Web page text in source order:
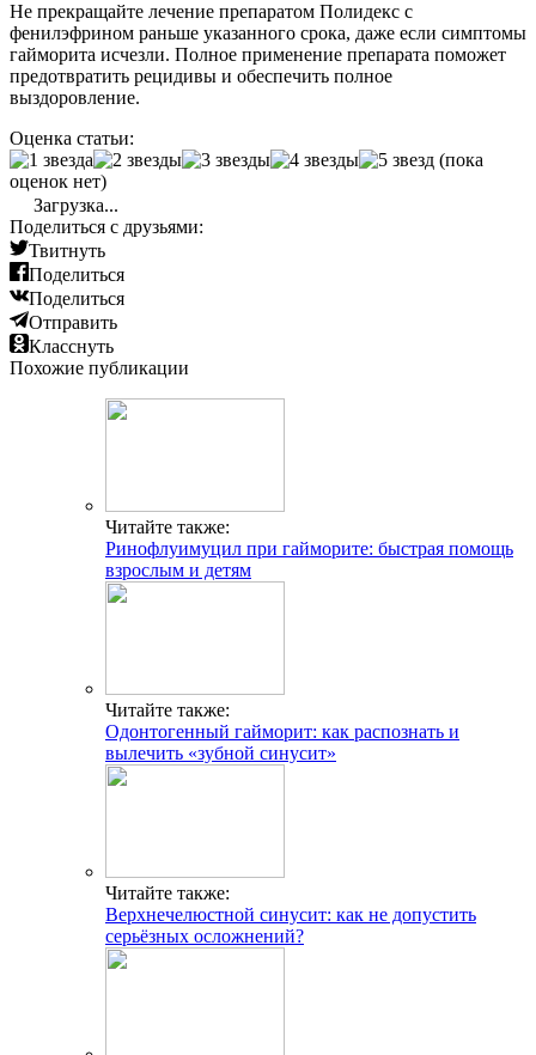
Не прекращайте лечение препаратом Полидекс с
фенилэфрином раньше указанного срока, даже если симптомы
гайморита исчезли. Полное применение препарата поможет
предотвратить рецидивы и обеспечить полное
выздоровление.
Оценка статьи:
(пока
оценок нет)
Загрузка...
Поделиться с друзьями:
Твитнуть
Поделиться
Поделиться
Отправить
Класснуть
Похожие публикации
Читайте также:
Ринофлуимуцил при гайморите: быстрая помощь
взрослым и детям
Читайте также:
Одонтогенный гайморит: как распознать и
вылечить «зубной синусит»
Читайте также:
Верхнечелюстной синусит: как не допустить
серьёзных осложнений?